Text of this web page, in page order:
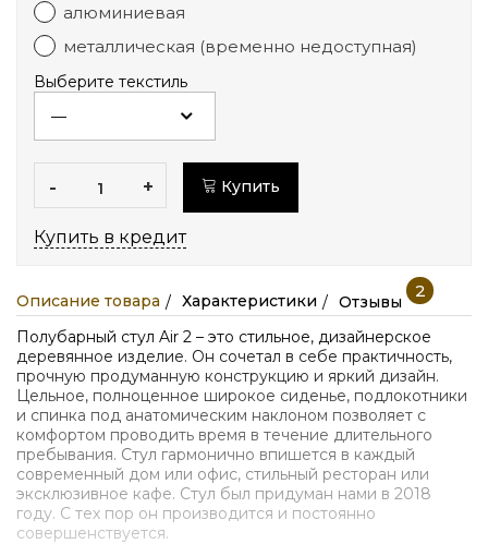
алюминиевая
металлическая (временно недоступная)
Выберите текстиль
- + Купить
Купить в кредит
Описание товара Характеристики Отзывы
2
Полубарный стул Air 2 – это стильное, дизайнерское
деревянное изделие. Он сочетал в себе практичность,
прочную продуманную конструкцию и яркий дизайн.
Цельное, полноценное широкое сиденье, подлокотники
и спинка под анатомическим наклоном позволяет с
комфортом проводить время в течение длительного
пребывания. Стул гармонично впишется в каждый
современный дом или офис, стильный ресторан или
эксклюзивное кафе. Стул был придуман нами в 2018
году. С тех пор он производится и постоянно
совершенствуется.